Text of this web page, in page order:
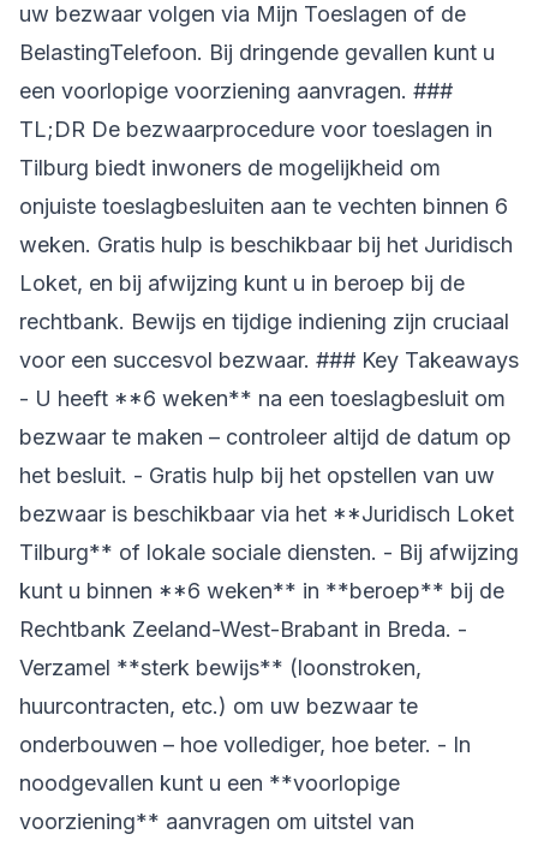
uw bezwaar volgen via Mijn Toeslagen of de
BelastingTelefoon. Bij dringende gevallen kunt u
een voorlopige voorziening aanvragen. ###
TL;DR De bezwaarprocedure voor toeslagen in
Tilburg biedt inwoners de mogelijkheid om
onjuiste toeslagbesluiten aan te vechten binnen 6
weken. Gratis hulp is beschikbaar bij het Juridisch
Loket, en bij afwijzing kunt u in beroep bij de
rechtbank. Bewijs en tijdige indiening zijn cruciaal
voor een succesvol bezwaar. ### Key Takeaways
- U heeft **6 weken** na een toeslagbesluit om
bezwaar te maken – controleer altijd de datum op
het besluit. - Gratis hulp bij het opstellen van uw
bezwaar is beschikbaar via het **Juridisch Loket
Tilburg** of lokale sociale diensten. - Bij afwijzing
kunt u binnen **6 weken** in **beroep** bij de
Rechtbank Zeeland-West-Brabant in Breda. -
Verzamel **sterk bewijs** (loonstroken,
huurcontracten, etc.) om uw bezwaar te
onderbouwen – hoe vollediger, hoe beter. - In
noodgevallen kunt u een **voorlopige
voorziening** aanvragen om uitstel van